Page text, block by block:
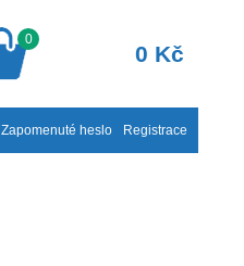
0
0 Kč
Zapomenuté heslo Registrace